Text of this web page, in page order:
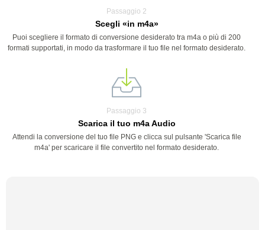
Passaggio 2
Scegli «in m4a»
Puoi scegliere il formato di conversione desiderato tra m4a o più di 200
formati supportati, in modo da trasformare il tuo file nel formato desiderato.
Passaggio 3
Scarica il tuo m4a Audio
Attendi la conversione del tuo file PNG e clicca sul pulsante 'Scarica file
m4a' per scaricare il file convertito nel formato desiderato.